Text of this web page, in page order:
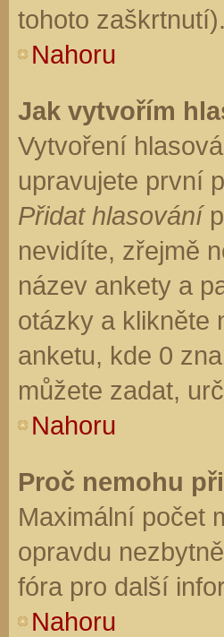
tohoto zaškrtnutí).
Nahoru
Jak vytvořím
Vytvoření
upravujete první
Přidat hlasování
nevidíte, zřejmě
název ankety a
otázky a klikněte
anketu, kde 0
můžete zadat,
Nahoru
Proč nemohu
Maximální počet
opravdu
fóra pro další
Nahoru